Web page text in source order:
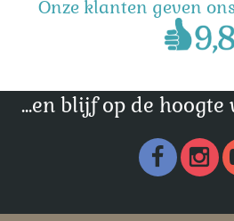
Onze klanten geven
...en blijf op de hoogte